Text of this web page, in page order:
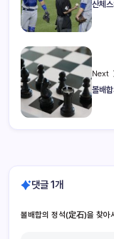
산체
Next
볼배
댓글 1개
볼배합의 정석(定石)을 찾